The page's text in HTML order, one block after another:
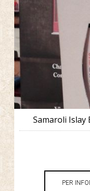
Samaroli Islay
PER